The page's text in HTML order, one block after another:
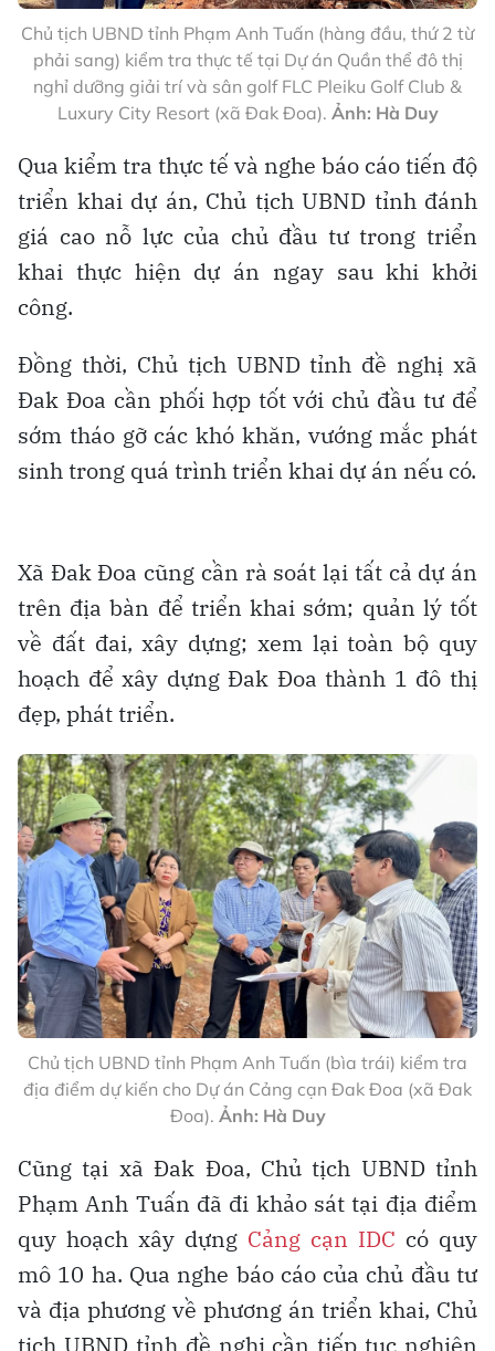
Chủ tịch UBND tỉnh Phạm Anh Tuấn (hàng đầu, thứ 2 từ
phải sang) kiểm tra thực tế tại Dự án Quần thể đô thị
nghỉ dưỡng giải trí và sân golf FLC Pleiku Golf Club &
Luxury City Resort (xã Đak Đoa). Ảnh: Hà Duy
Qua kiểm tra thực tế và nghe báo cáo tiến độ
triển khai dự án, Chủ tịch UBND tỉnh đánh
giá cao nỗ lực của chủ đầu tư trong triển
khai thực hiện dự án ngay sau khi khởi
công.
Đồng thời, Chủ tịch UBND tỉnh đề nghị xã
Đak Đoa cần phối hợp tốt với chủ đầu tư để
sớm tháo gỡ các khó khăn, vướng mắc phát
sinh trong quá trình triển khai dự án nếu có.
Xã Đak Đoa cũng cần rà soát lại tất cả dự án
trên địa bàn để triển khai sớm; quản lý tốt
về đất đai, xây dựng; xem lại toàn bộ quy
hoạch để xây dựng Đak Đoa thành 1 đô thị
đẹp, phát triển.
Chủ tịch UBND tỉnh Phạm Anh Tuấn (bìa trái) kiểm tra
địa điểm dự kiến cho Dự án Cảng cạn Đak Đoa (xã Đak
Đoa). Ảnh: Hà Duy
Cũng tại xã Đak Đoa, Chủ tịch UBND tỉnh
Phạm Anh Tuấn đã đi khảo sát tại địa điểm
quy hoạch xây dựng Cảng cạn IDC có quy
mô 10 ha. Qua nghe báo cáo của chủ đầu tư
và địa phương về phương án triển khai, Chủ
tịch UBND tỉnh đề nghị cần tiếp tục nghiên